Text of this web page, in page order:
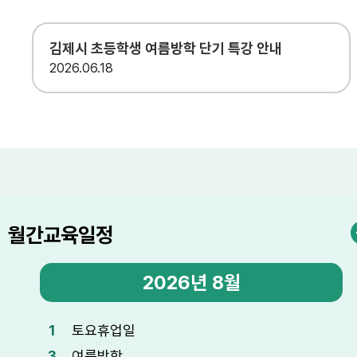
김제시 초등학생 여름방학 단기 특강 안내
2026 06.18
월간교육일정
2026년 8월
1
토요휴업일